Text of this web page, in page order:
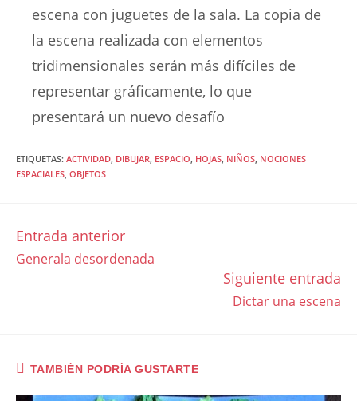
escena con juguetes de la sala. La copia de
la escena realizada con elementos
tridimensionales serán más difíciles de
representar gráficamente, lo que
presentará un nuevo desafío
ETIQUETAS: ACTIVIDAD, DIBUJAR, ESPACIO, HOJAS, NIÑOS, NOCIONES
ESPACIALES, OBJETOS
LEER
MÁS
Entrada anterior
Generala desordenada
Siguiente entrada
Dictar una escena
TAMBIÉN PODRÍA GUSTARTE